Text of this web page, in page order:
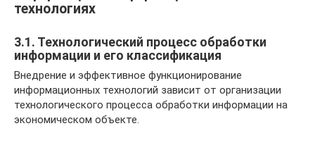
технологиях
3.1. Технологический процесс обработки
информации и его классификация
Внедрение и эффективное функционирование
информационных технологий зависит от организации
технологического процесса обработки информации на
экономическом объекте.